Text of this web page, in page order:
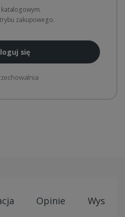
zakupowego.
się
Opinie Wysyłki